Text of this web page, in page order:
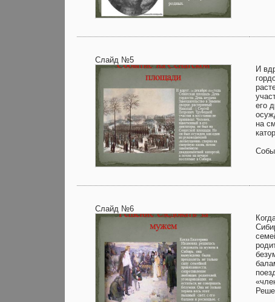
Слайд №5
И
его
на
Слайд №6